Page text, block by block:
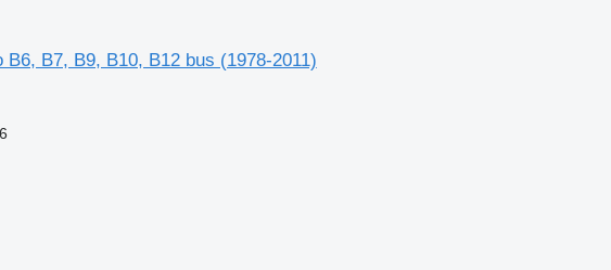
B7, B9, B10, B12 bus (1978-2011)